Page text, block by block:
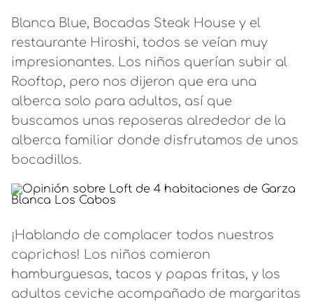
Blanca Blue, Bocadas Steak House y el
restaurante Hiroshi, todos se veían muy
impresionantes. Los niños querían subir al
Rooftop, pero nos dijeron que era una
alberca solo para adultos, así que
buscamos unas reposeras alrededor de la
alberca familiar donde disfrutamos de unos
bocadillos.
¡Hablando de complacer todos nuestros
caprichos! Los niños comieron
hamburguesas, tacos y papas fritas, y los
adultos ceviche acompañado de margaritas